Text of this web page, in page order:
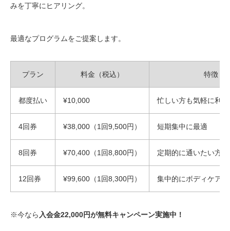
みを丁寧にヒアリング。
最適なプログラムをご提案します。
プラン 料金（税込） 特徴
都度払い ¥10,000 忙しい方も気軽に利
4回券 ¥38,000（1回9,500円） 短期集中に最適
8回券 ¥70,400（1回8,800円） 定期的に通いたい方
12回券 ¥99,600（1回8,300円） 集中的にボディケア
※今なら 入会金22,000円が無料キャンペーン実施中！